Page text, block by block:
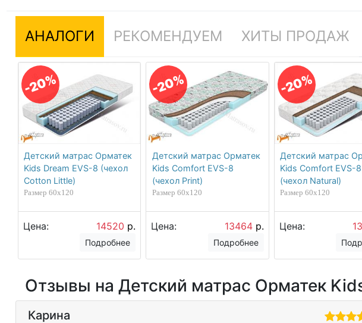
АНАЛОГИ РЕКОМЕНДУЕМ ХИТЫ ПРОДАЖ
-20%
Детский матрас Орматек
Kids Dream EVS-8 (чехол
Cotton Little)
Размер 60х120
Цена: 14520 р.
Подробнее
-20%
Детский матрас Орматек
Kids Comfort EVS-8
(чехол Print)
Размер 60х120
Цена: 13464 р.
Подробнее
-20%
Детский матрас
Kids Comfort EVS-8
(чехол Natural)
Размер 60х120
Цена:
Отзывы на Детский матрас Орматек
Карина